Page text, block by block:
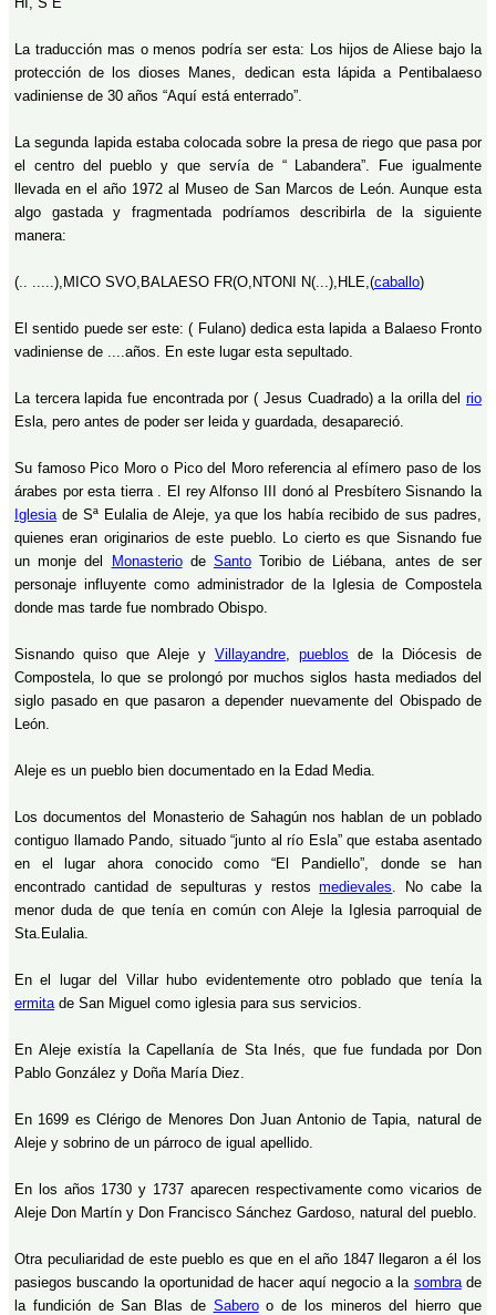
La traducción mas o menos podría ser esta: Los hijos de Aliese bajo la
protección de los dioses Manes, dedican esta lápida a Pentibalaeso
vadiniense de 30 años “Aquí está enterrado”.
La segunda lapida estaba colocada sobre la presa de riego que pasa por
el centro del pueblo y que servía de “ Labandera”. Fue igualmente
llevada en el año 1972 al Museo de San Marcos de León. Aunque esta
algo gastada y fragmentada podríamos describirla de la siguiente
manera:
(.. .....),MICO SVO,BALAESO FR(O,NTONI N(...),HLE,(caballo)
El sentido puede ser este: ( Fulano) dedica esta lapida a Balaeso Fronto
vadiniense de ....años. En este lugar esta sepultado.
La tercera lapida fue encontrada por ( Jesus Cuadrado) a la orilla del rio
Esla, pero antes de poder ser leida y guardada, desapareció.
Su famoso Pico Moro o Pico del Moro referencia al efímero paso de los
árabes por esta tierra . El rey Alfonso III donó al Presbítero Sisnando la
Iglesiade Sª Eulalia de Aleje, ya que los había recibido de sus padres,
quienes eran originarios de este pueblo. Lo cierto es que Sisnando fue
un monje del
Monasteriode SantoToribio de Liébana, antes de ser
personaje influyente como administrador de la Iglesia de Compostela
donde mas tarde fue nombrado Obispo.
Sisnando quiso que Aleje y Villayandre, pueblos de la Diócesis de
Compostela, lo que se prolongó por muchos siglos hasta mediados del
siglo pasado en que pasaron a depender nuevamente del Obispado de
León.
Aleje es un pueblo bien documentado en la Edad Media.
Los documentos del Monasterio de Sahagún nos hablan de un poblado
contiguo llamado Pando, situado “junto al río Esla” que estaba asentado
en el lugar ahora conocido como “El Pandiello”, donde se han
encontrado cantidad de sepulturas y restosmedievales. No cabe la
menor duda de que tenía en común con Aleje la Iglesia parroquial de
Sta.Eulalia.
En el lugar del Villar hubo evidentemente otro poblado que tenía la
ermitade San Miguel como iglesia para sus servicios.
En Aleje existía la Capellanía de Sta Inés, que fue fundada por Don
Pablo González y Doña María Diez.
En 1699 es Clérigo de Menores Don Juan Antonio de Tapia, natural de
Aleje y sobrino de un párroco de igual apellido.
En los años 1730 y 1737 aparecen respectivamente como vicarios de
Aleje Don Martín y Don Francisco Sánchez Gardoso, natural del pueblo.
Otra peculiaridad de este pueblo es que en el año 1847 llegaron a él los
pasiegos buscando la oportunidad de hacer aquí negocio a la sombrade
la fundición de San Blas de Saberoo de los mineros del hierro que